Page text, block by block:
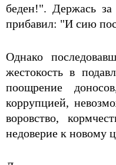
беден!". Держась за
прибавил: "И сию
Однако
жестокость в
поощрение
коррупцией,
воровство,
недоверие к новому